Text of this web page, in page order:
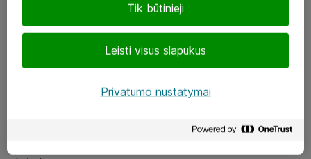
LinkedIn
Tik būtinieji
Leisti visus slapukus
Privatumo nustatymai